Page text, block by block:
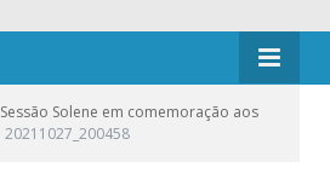
Sessão Solene em comemoração aos
20211027_200458